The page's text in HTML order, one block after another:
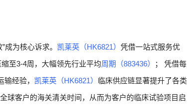
成为核心诉求。 凯莱英（HK6821） 凭借一站式服务优
缩至3-4周，大幅领先行业平均周期（883436）
； 凭借每
经验， 凯莱英（HK6821） 临床供应链显著提升了各类
球客户的海关清关时间，从而为客户的临床试验项目启